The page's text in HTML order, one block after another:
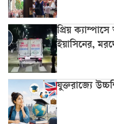
প্রিয়
ইয়াসিনের,
যুক্তরাজ্যে